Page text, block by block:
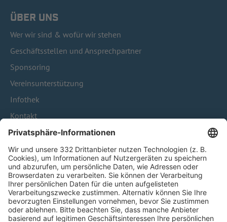
ÜBER UNS
Wer wir sind & wofür wir stehen
Geschäftsstellen und Ansprechpartner
Sponsoring
Vereinsunterstützung
Infothek
Kontakt
HÄUFIG BESUCHTE SEITEN
Pässe und Vereinswechsel
Trainerausbildung
Schulungsangebot Vereinsmitarbeiter
BFV-Geschäftsstellen